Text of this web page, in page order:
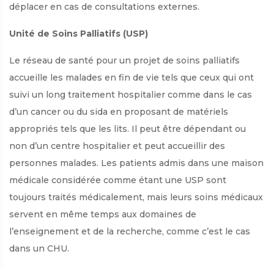
déplacer en cas de consultations externes.
Unité de Soins Palliatifs (USP)
Le réseau de santé pour un projet de soins palliatifs
accueille les malades en fin de vie tels que ceux qui ont
suivi un long traitement hospitalier comme dans le cas
d’un cancer ou du sida en proposant de matériels
appropriés tels que les lits. Il peut être dépendant ou
non d’un centre hospitalier et peut accueillir des
personnes malades. Les patients admis dans une maison
médicale considérée comme étant une USP sont
toujours traités médicalement, mais leurs soins médicaux
servent en même temps aux domaines de
l’enseignement et de la recherche, comme c’est le cas
dans un CHU.